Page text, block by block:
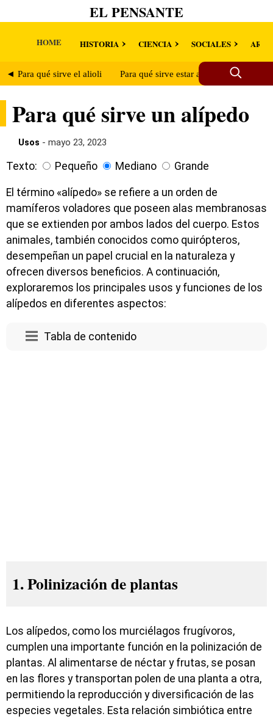
EL PENSANTE
HOME HISTORIA CIENCIA SOCIALES
◄ Para qué sirve el alioli Para qué sirve estar aliquebrado ►
Para qué sirve un alípedo
Usos - mayo 23, 2023
Texto: Pequeño Mediano Grande
El término «alípedo» se refiere a un orden de
mamíferos voladores que poseen alas membranosas
que se extienden por ambos lados del cuerpo. Estos
animales, también conocidos como quirópteros,
desempeñan un papel crucial en la naturaleza y
ofrecen diversos beneficios. A continuación,
exploraremos los principales usos y funciones de los
alípedos en diferentes aspectos:
Tabla de contenido
1. Polinización de plantas
Los alípedos, como los murciélagos frugívoros,
cumplen una importante función en la polinización de
plantas. Al alimentarse de néctar y frutas, se posan
en las flores y transportan polen de una planta a otra,
permitiendo la reproducción y diversificación de las
especies vegetales. Esta relación simbiótica entre